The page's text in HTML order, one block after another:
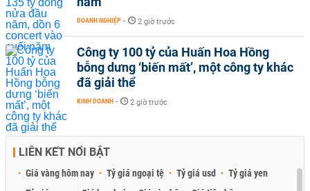
DOANH NGHIỆP - 2 giờ trước
Công ty 100 tỷ của Huấn Hoa Hồng
bỗng dưng ‘biến mất’, một công ty khác
đã giải thể
KINH DOANH - 2 giờ trước
LIÊN KẾT NỔI BẬT
Giá vàng hôm nay Tỷ giá ngoại tệ Tỷ giá usd
Tỷ giá yen